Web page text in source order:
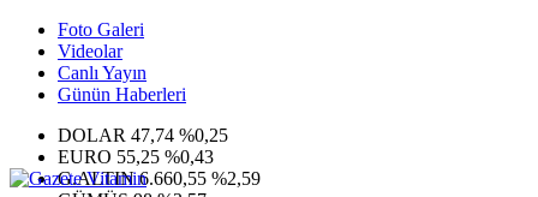
Foto Galeri
Videolar
Canlı Yayın
Günün Haberleri
DOLAR 47,74 %0,25
EURO 55,25 %0,43
G.ALTIN6.660,55 %2,59